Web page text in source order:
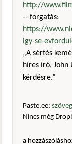
http://
-- forgatás:
https://
igy-se-
„A sértés
híres író, John
kérdésre.”
Paste.ee:
Nincs még
a